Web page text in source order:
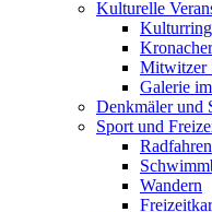
Kulturelle
Kulturring
Mitwitzer
Galerie
Denkmäler und
Sport und
Radfahren
Wandern